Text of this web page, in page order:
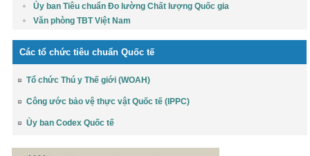
Ủy ban Tiêu chuẩn Đo lường Chất lượng Quốc gia
Văn phòng TBT Việt Nam
Các tổ chức tiêu chuẩn Quốc tế
Tổ chức Thú y Thế giới (WOAH)
Công ước bảo vệ thực vật Quốc tế (IPPC)
Ủy ban Codex Quốc tế